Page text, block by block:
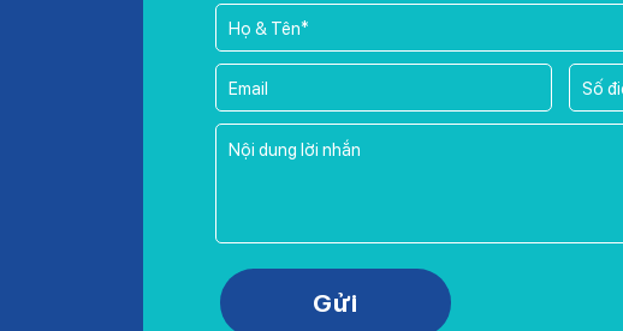
Please leave this field empty.
Gửi